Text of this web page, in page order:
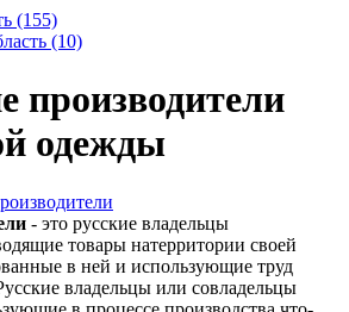
(155)
(10)
производители
одежды
- это русские владельцы
товары натерритории своей
в ней и использующие труд
владельцы или совладельцы